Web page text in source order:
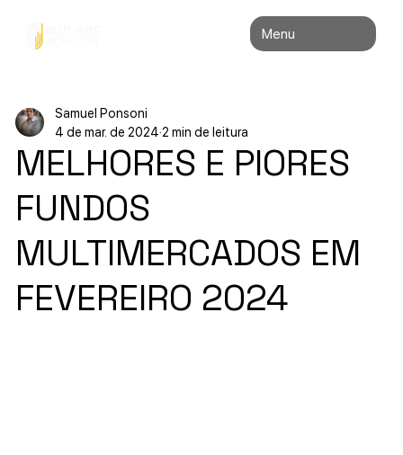
Menu
MELHORES E PIORES
FUNDOS
MULTIMERCADOS EM
FEVEREIRO 2024
Samuel Ponsoni
4 de mar. de 2024 2 min de leitura